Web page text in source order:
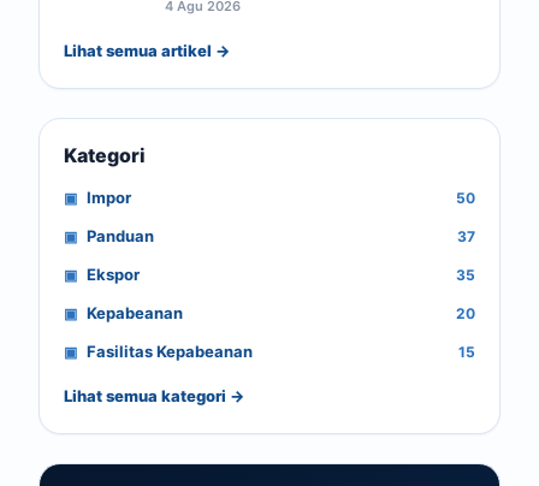
4 Agu 2026
Lihat semua artikel →
Kategori
Impor 50
Panduan 37
Ekspor 35
Kepabeanan 20
Fasilitas Kepabeanan 15
Lihat semua kategori →